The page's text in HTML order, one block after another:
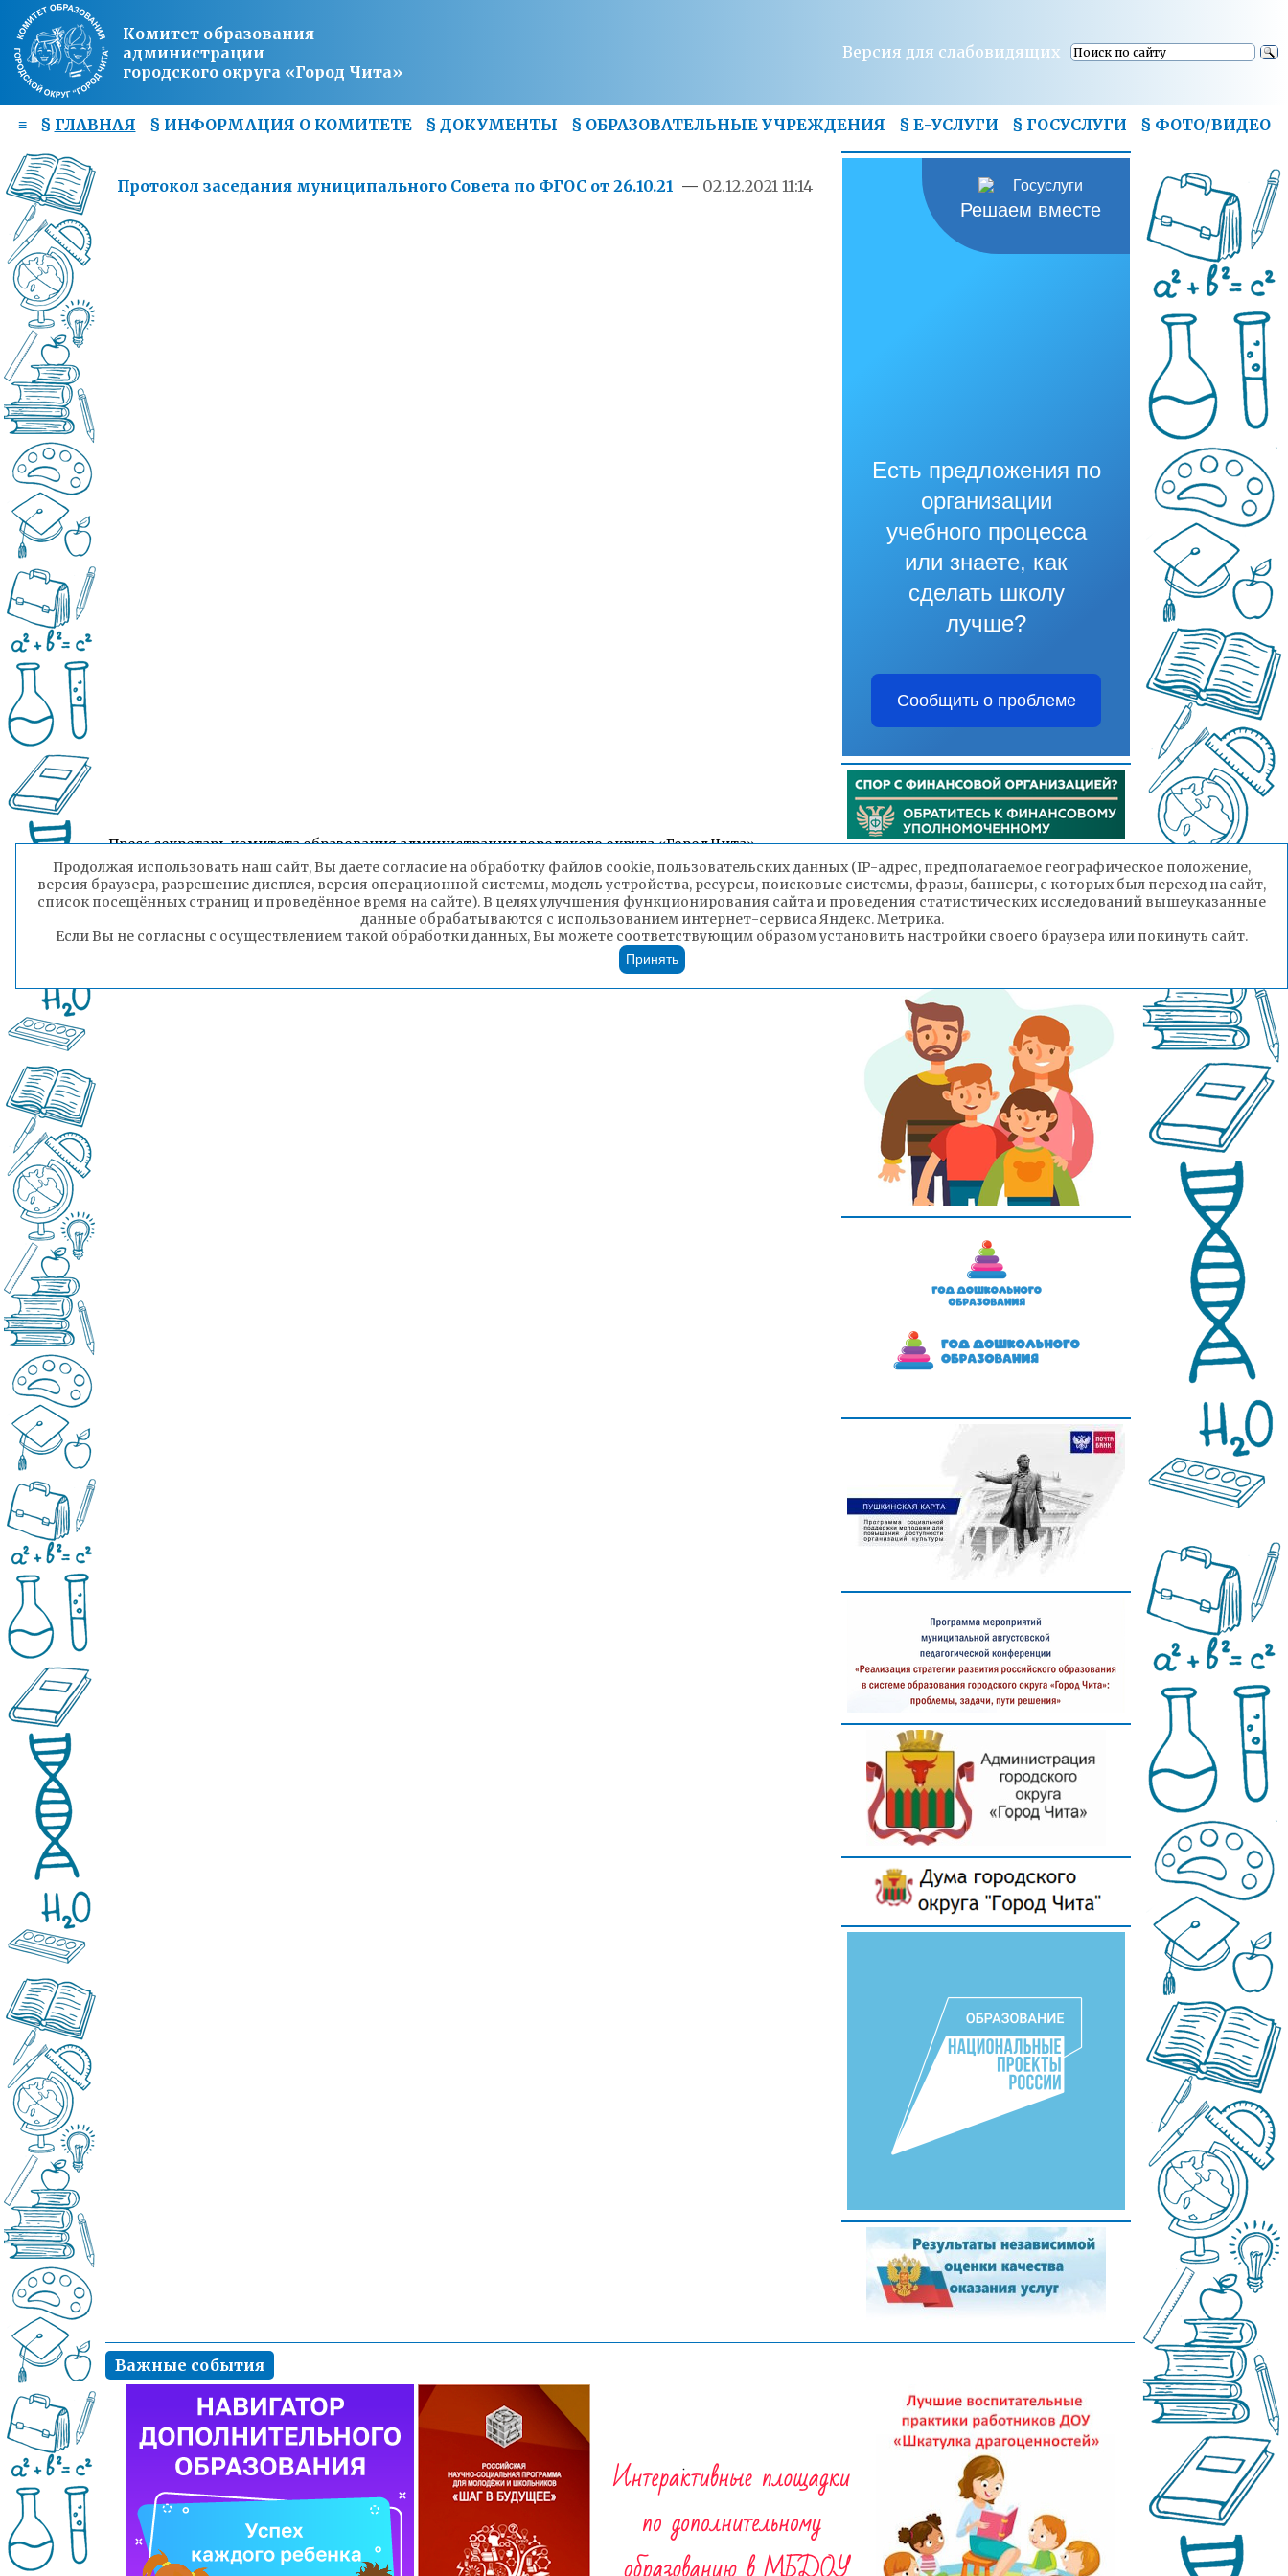
Комитет образования
администрации
городского округа «Город Чита»
Версия для слабовидящих
≡ § ГЛАВНАЯ § ИНФОРМАЦИЯ О КОМИТЕТЕ § ДОКУМЕНТЫ § ОБРАЗОВАТЕЛЬНЫЕ УЧРЕЖДЕНИЯ § Е-УСЛУГИ § ГОСУСЛУГИ § ФОТО/ВИДЕО
Протокол заседания муниципального Совета по ФГОС от 26.10.21 — 02.12.2021 11:14
Пресс секретарь комитета образования администрации городского округа «Город Чита»
Завьялов Иван
Решаем вместе
Есть предложения по
организации
учебного процесса
или знаете, как
сделать школу
лучше?
Сообщить о проблеме
Важные события
Продолжая использовать наш сайт, Вы даете согласие на обработку файлов cookie, пользовательских данных (IP-адрес, предполагаемое географическое положение,
версия браузера, разрешение дисплея, версия операционной системы, модель устройства, ресурсы, поисковые системы, фразы, баннеры, с которых был переход на сайт,
список посещённых страниц и проведённое время на сайте). В целях улучшения функционирования сайта и проведения статистических исследований вышеуказанные
данные обрабатываются с использованием интернет-сервиса Яндекс. Метрика.
Если Вы не согласны с осуществлением такой обработки данных, Вы можете соответствующим образом установить настройки своего браузера или покинуть сайт.
Принять